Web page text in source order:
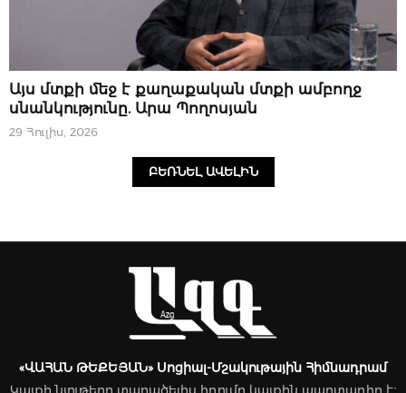
ՆՈՐՈՒԹՅՈՒՆՆԵՐ
Այս մտքի մեջ է քաղաքական մտքի ամբողջ
սնանկությունը. Արա Պողոսյան
29 Հուլիս, 2026
ԲԵՌՆԵԼ ԱՎԵԼԻՆ
«ՎԱՀԱՆ ԹԵՔԵՅԱՆ» Սոցիալ-Մշակութային Հիմնադրամ
Կայքի նյութերը տարածելիս հղումը կայքին պարտադիր է։